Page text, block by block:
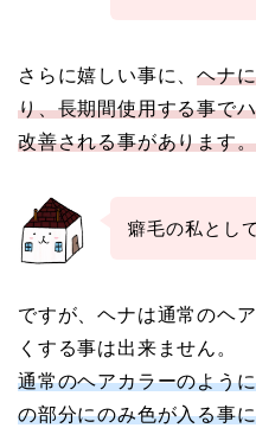
さらに嬉しい事に、ヘナ
り、長期間使用する事で
改善される事があります。
癖毛の私とし
ですが、ヘナは通常のヘ
くする事は出来ません。
通常のヘアカラーのよう
の部分にのみ色が入る事